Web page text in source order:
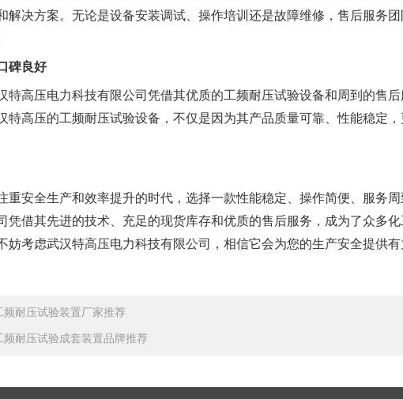
解决方案。无论是设备安装调试、操作培训还是故障维修，售后服务
碑良好
特高压电力科技有限公司凭借其优质的工频耐压试验设备和周到的售
特高压的工频耐压试验设备，不仅是因为其产品质量可靠、性能稳定
重安全生产和效率提升的时代，选择一款性能稳定、操作简便、服务
凭借其先进的技术、充足的现货库存和优质的售后服务，成为了众多
妨考虑武汉特高压电力科技有限公司，相信它会为您的生产安全提供有
频耐压试验装置厂家推荐
频耐压试验成套装置品牌推荐